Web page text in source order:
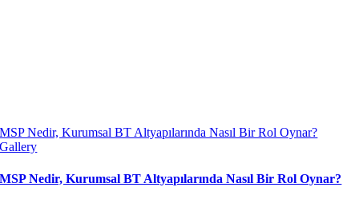
MSP Nedir, Kurumsal BT Altyapılarında Nasıl Bir Rol Oynar?
Gallery
MSP Nedir, Kurumsal BT Altyapılarında Nasıl Bir Rol Oynar?